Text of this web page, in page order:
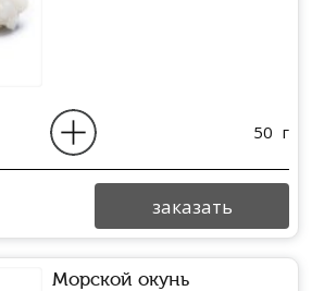
50 г
заказать
Морской окунь